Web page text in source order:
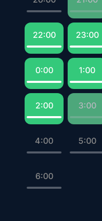
22:00 23:00
0:00 1:00
2:00 3:00
4:00 5:00
6:00